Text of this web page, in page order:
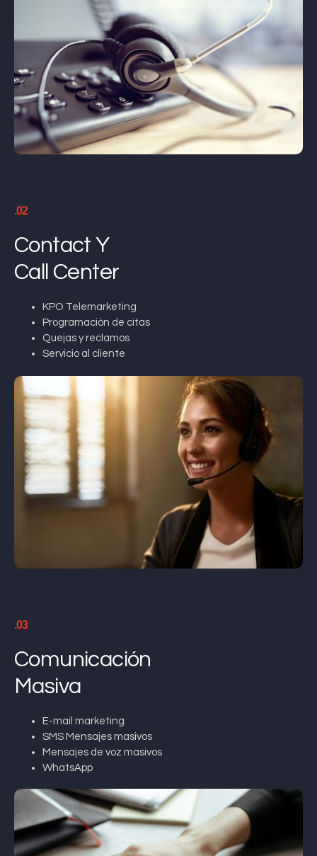
.02
Contact Y
Call Center
KPO Telemarketing
Programación de citas
Quejas y reclamos
Servicio al cliente
.03
Comunicación
Masiva
E-mail marketing
SMS Mensajes masivos
Mensajes de voz masivos
WhatsApp